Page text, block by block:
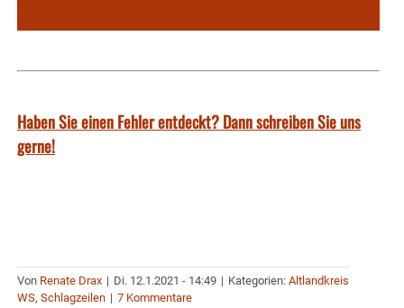
Haben Sie einen Fehler entdeckt? Dann schreiben Sie uns
gerne!
Von Renate Drax | Di. 12.1.2021 - 14:49 | Kategorien: Altlandkreis
WS, Schlagzeilen | 7 Kommentare